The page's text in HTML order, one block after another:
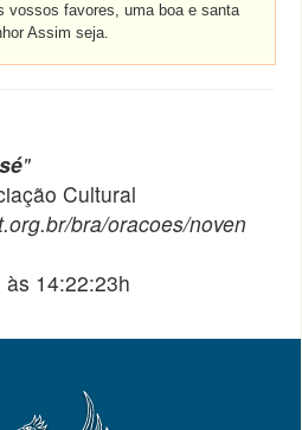
vossos favores, uma boa e santa
Assim seja.
"
Cultural
bra/oracoes/noven
14:22:23h